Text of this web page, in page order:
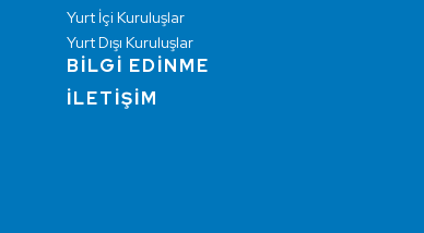
Yurt İçi Kuruluşlar
Yurt Dışı Kuruluşlar
BİLGİ EDİNME
İLETİŞİM